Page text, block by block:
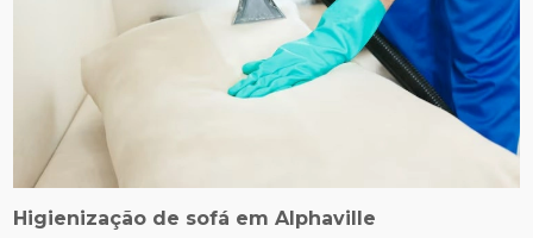
Higienização de sofá em Alphaville